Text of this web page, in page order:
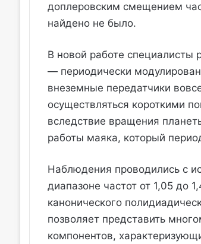
доплеровским смещением
найдено не было.
В новой работе специалисты
— периодически
внеземные передатчики
осуществляться короткими
вследствие вращения
работы маяка, который
Наблюдения проводились с
диапазоне частот от 1,05 до
канонического
позволяет представить
компонентов,